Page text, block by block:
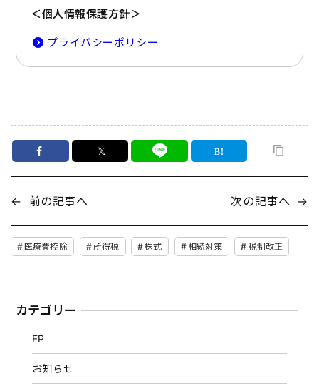
＜個人情報保護方針＞
プライバシーポリシー
𝕏
← 前の記事へ 次の記事へ →
医療費控除 所得税 株式 相続対策 税制改正
カテゴリー
FP
お知らせ